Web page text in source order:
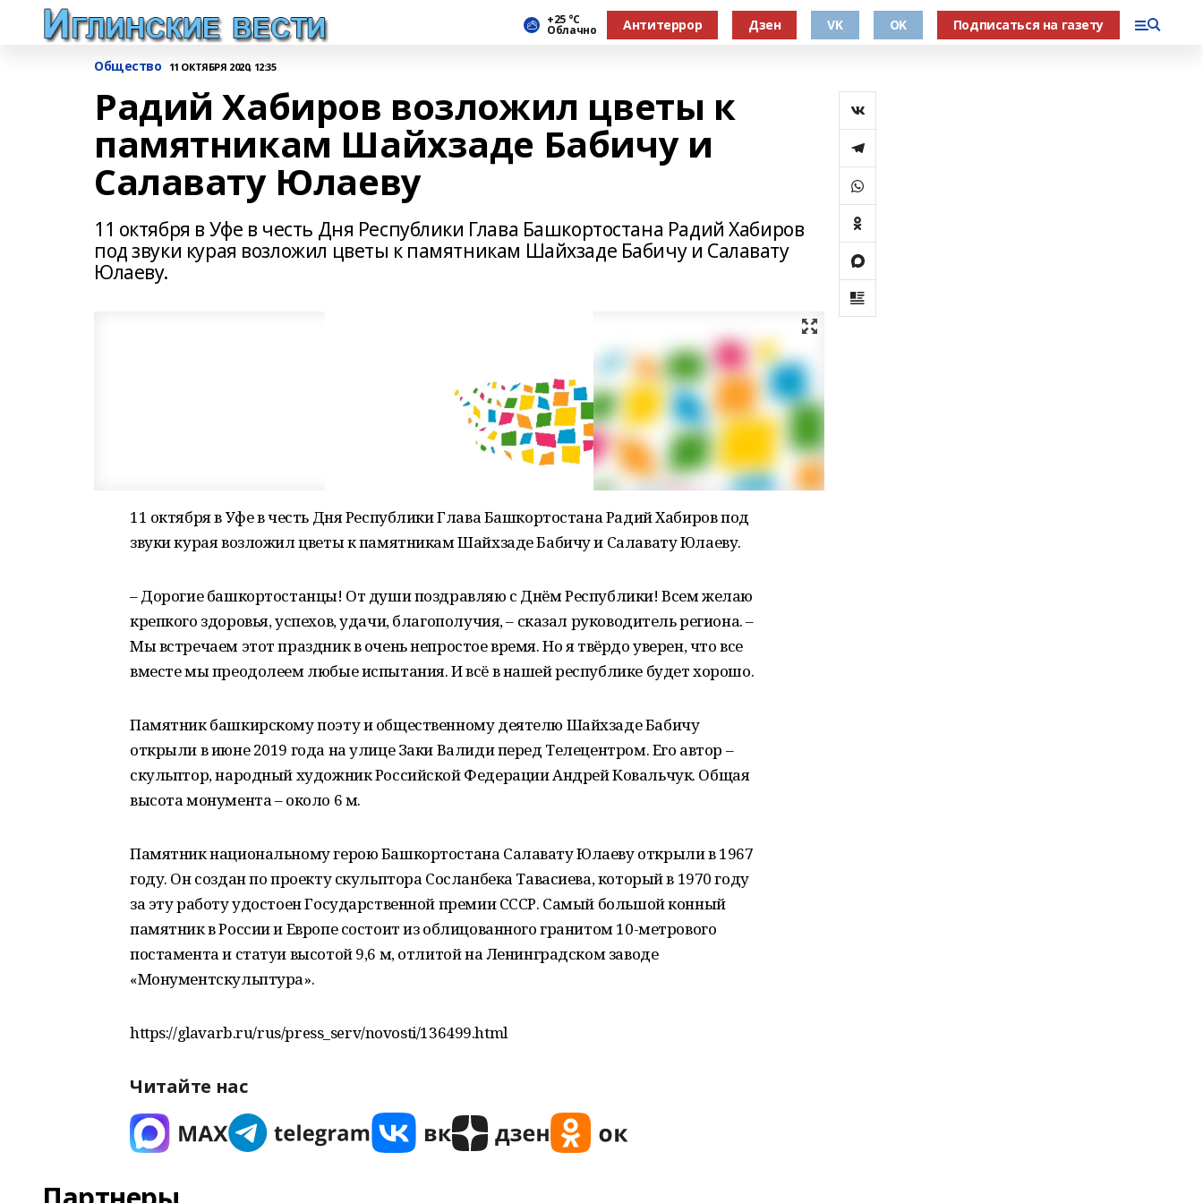
+25 °С
Облачно Антитеррор Дзен VK OK Подписаться на газету
Общество 11 ОКТЯБРЯ 2020, 12:35
Радий Хабиров возложил цветы к
памятникам Шайхзаде Бабичу и
Салавату Юлаеву
11 октября в Уфе в честь Дня Республики Глава Башкортостана Радий Хабиров
под звуки курая возложил цветы к памятникам Шайхзаде Бабичу и Салавату
Юлаеву.
11 октября в Уфе в честь Дня Республики Глава Башкортостана Радий Хабиров под
звуки курая возложил цветы к памятникам Шайхзаде Бабичу и Салавату Юлаеву.
– Дорогие башкортостанцы! От души поздравляю с Днём Республики! Всем желаю
крепкого здоровья, успехов, удачи, благополучия, – сказал руководитель региона. –
Мы встречаем этот праздник в очень непростое время. Но я твёрдо уверен, что все
вместе мы преодолеем любые испытания. И всё в нашей республике будет хорошо.
Памятник башкирскому поэту и общественному деятелю Шайхзаде Бабичу
открыли в июне 2019 года на улице Заки Валиди перед Телецентром. Его автор –
скульптор, народный художник Российской Федерации Андрей Ковальчук. Общая
высота монумента – около 6 м.
Памятник национальному герою Башкортостана Салавату Юлаеву открыли в 1967
году. Он создан по проекту скульптора Сосланбека Тавасиева, который в 1970 году
за эту работу удостоен Государственной премии СССР. Самый большой конный
памятник в России и Европе состоит из облицованного гранитом 10-метрового
постамента и статуи высотой 9,6 м, отлитой на Ленинградском заводе
«Монументскульптура».
https://glavarb.ru/rus/press_serv/novosti/136499.html
Читайте нас